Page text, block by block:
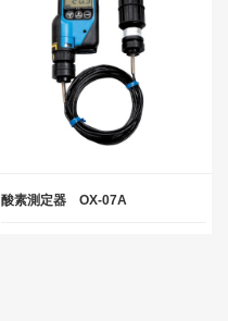
酸素測定器 OX-07A